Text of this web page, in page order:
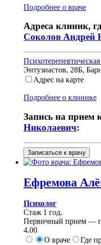
Подробнее о враче
Адреса клиник,
Соколов Андрей
Энтузиастов, 28Б,
Адрес на карте
Подробнее о клинике
Запись на прием
Николаевич:
Записаться к врачу
Ефремова
Психолог
Стаж 1 год.
Первичный прием —
4.00
О враче
Где